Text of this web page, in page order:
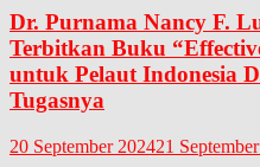
Dr. Purnama Nancy F.
Terbitkan Buku
untuk Pelaut Indonesia
Tugasnya
20 September 202421